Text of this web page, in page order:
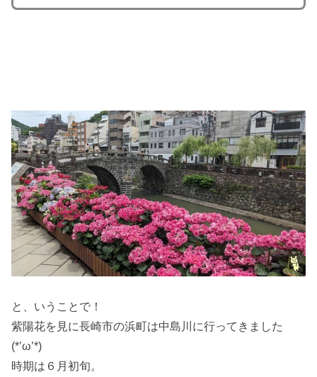
と、いうことで！
紫陽花を見に長崎市の浜町は中島川に行ってきました
(*’ω’*)
時期は６月初旬。